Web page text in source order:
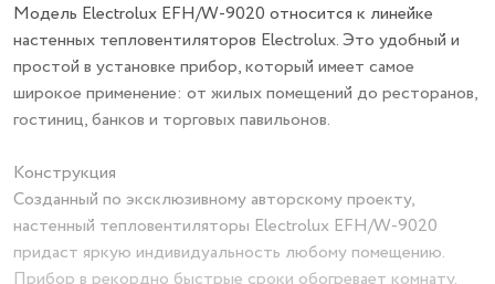
Модель Electrolux EFH/W-9020 относится к линейке
настенных тепловентиляторов Electrolux. Это удобный и
простой в установке прибор, который имеет самое
широкое применение: от жилых помещений до ресторанов,
гостиниц, банков и торговых павильонов.
Конструкция
Созданный по эксклюзивному авторскому проекту,
настенный тепловентиляторы Electrolux EFH/W-9020
придаст яркую индивидуальность любому помещению.